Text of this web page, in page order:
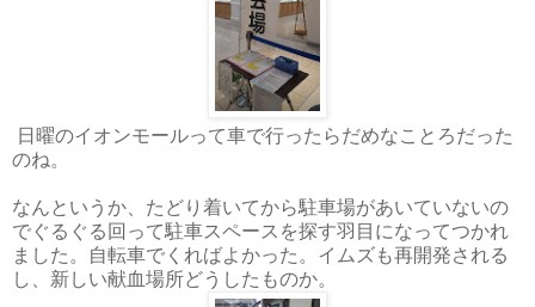
日曜のイオンモールって車で行ったらだめなことろだった
のね。
なんというか、たどり着いてから駐車場があいていないの
でぐるぐる回って駐車スペースを探す羽目になってつかれ
ました。自転車でくればよかった。イムズも再開発される
し、新しい献血場所どうしたものか。